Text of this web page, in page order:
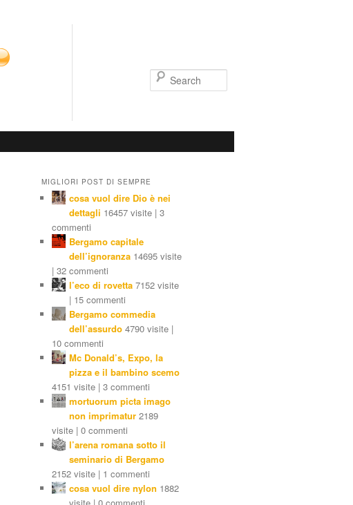
MIGLIORI POST DI SEMPRE
cosa vuol dire Dio è nei
dettagli 16457 visite | 3
commenti
Bergamo capitale
dell’ignoranza 14695 visite
| 32 commenti
l’eco di rovetta 7152 visite
| 15 commenti
Bergamo commedia
dell’assurdo 4790 visite |
10 commenti
Mc Donald’s, Expo, la
pizza e il bambino scemo
4151 visite | 3 commenti
mortuorum picta imago
non imprimatur 2189
visite | 0 commenti
l’arena romana sotto il
seminario di Bergamo
2152 visite | 1 commenti
cosa vuol dire nylon 1882